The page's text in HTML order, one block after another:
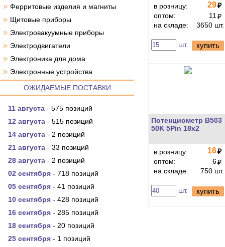
» Ферритовые изделия и магниты
» Щитовые приборы
» Электровакуумные приборы
» Электродвигатели
» Электроника для дома
» Электронные устройства
ОЖИДАЕМЫЕ ПОСТАВКИ
11 августа - 575 позиций
12 августа - 515 позиций
14 августа - 2 позиций
21 августа - 33 позиций
28 августа - 2 позиций
02 сентября - 718 позиций
05 сентября - 41 позиций
10 сентября - 428 позиций
16 сентября - 285 позиций
18 сентября - 20 позиций
25 сентября - 1 позиций
в розницу: 29₽
оптом:
11 ₽
на складе:
3650 шт.
шт. купить
Потенциометр B503
50K 5Pin 18x2
в розницу: 16₽
оптом:
6₽
на складе:
750 шт.
шт. купить